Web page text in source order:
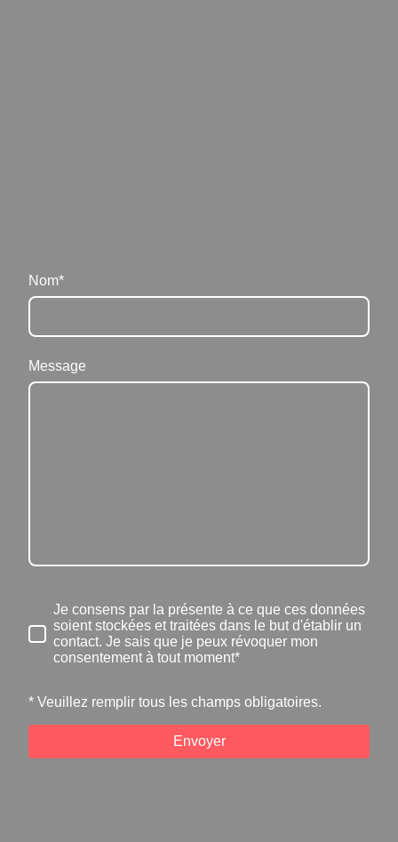
Nom*
Message
Je consens par la présente à ce que ces données
soient stockées et traitées dans le but d'établir un
contact. Je sais que je peux révoquer mon
consentement à tout moment*
* Veuillez remplir tous les champs obligatoires.
Envoyer